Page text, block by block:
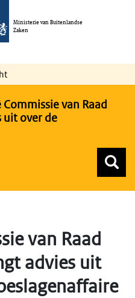
Ministerie van Buitenlandse
Zaken
Commissie van Raad
uit over de
van Raad
advies uit